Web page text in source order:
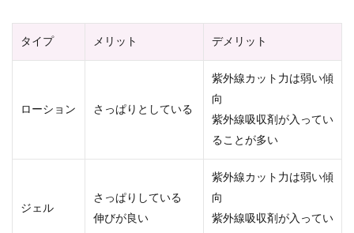
タイプ メリット デメリット
ローション さっぱりとしている
紫外線カット力は弱い傾
向
紫外線吸収剤が入ってい
ることが多い
ジェル
さっぱりしている
伸びが良い
紫外線カット力は弱い傾
向
紫外線吸収剤が入ってい